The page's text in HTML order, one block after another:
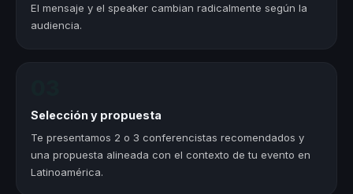
El mensaje y el speaker cambian radicalmente según la
audiencia.
Selección y propuesta
Te presentamos 2 o 3 conferencistas recomendados y
una propuesta alineada con el contexto de tu evento en
Latinoamérica.